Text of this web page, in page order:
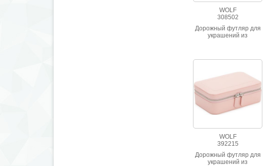
WOLF
308502
Дорожный футляр для
украшений из
WOLF
392215
Дорожный футляр для
украшений из